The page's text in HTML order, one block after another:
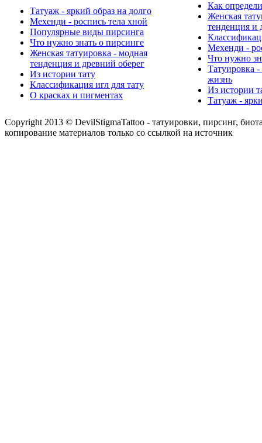
Татуаж - яркий образ на долго
Мехенди - роспись тела хной
Популярные виды пирсинга
Что нужно знать о пирсинге
Женская татуировка - модная
тенденция и древний оберег
Из истории тату
Классификация игл для тату
О красках и пигментах
Как
Женская
тенденция и
Мехенди -
Что нужно
Татуировка
жизнь
Из истории
Татуаж -
Copyright 2013 © DevilStigmaTattoo - татуировки, пирсинг,
копирование материалов только со ссылкой на источник